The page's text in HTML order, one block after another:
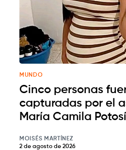
MUNDO
Cinco personas
capturadas por el
María Camila
MOISÉS MARTÍNEZ
2 de agosto de 2026